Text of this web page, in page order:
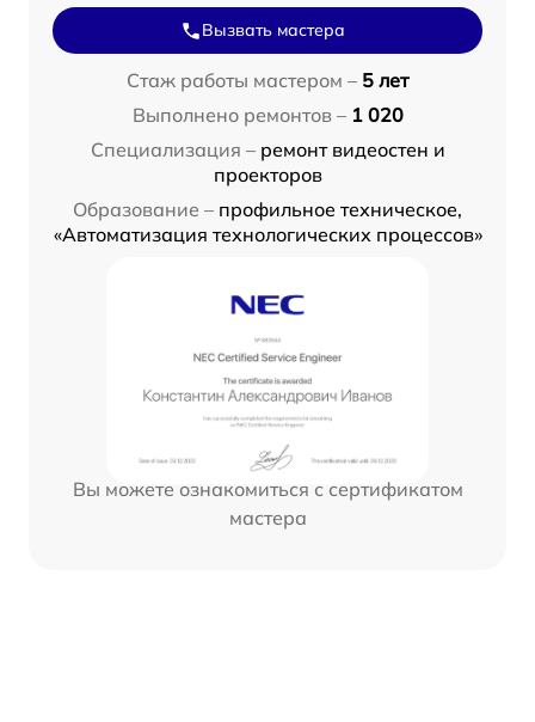
Вызвать мастера
Стаж работы мастером – 5 лет
Выполнено ремонтов – 1 020
Специализация – ремонт видеостен и
проекторов
Образование – профильное техническое,
«Автоматизация технологических процессов»
Вы можете ознакомиться с сертификатом
мастера